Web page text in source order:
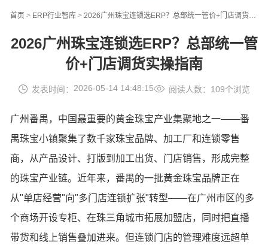
首页 > ERP行业智库 > 2026广州珠宝连锁选ERP？总部统一管价+门店调货实操指南
2026广州珠宝连锁选ERP？总部统一管
价+门店调货实操指南
发表时间：2026-05-14 14:48:15 阅读人数：109个浏览
广州番禺，中国最重要的黄金珠宝产业集聚地之一——番
禺珠宝小镇聚集了数千家珠宝品牌、加工厂和连锁零售
商，从产品设计、打版到加工出货、门店销售，形成完整
的珠宝产业链。近年来，番禺的一批黄金珠宝品牌正在
从"单店经营"向"多门店连锁扩张"转型——在广州市区的多
个商场开设专柜、在珠三角城市拓展加盟店，同时把直播
带货和线上销售叠加进来。但连锁门店的管理难度远超单